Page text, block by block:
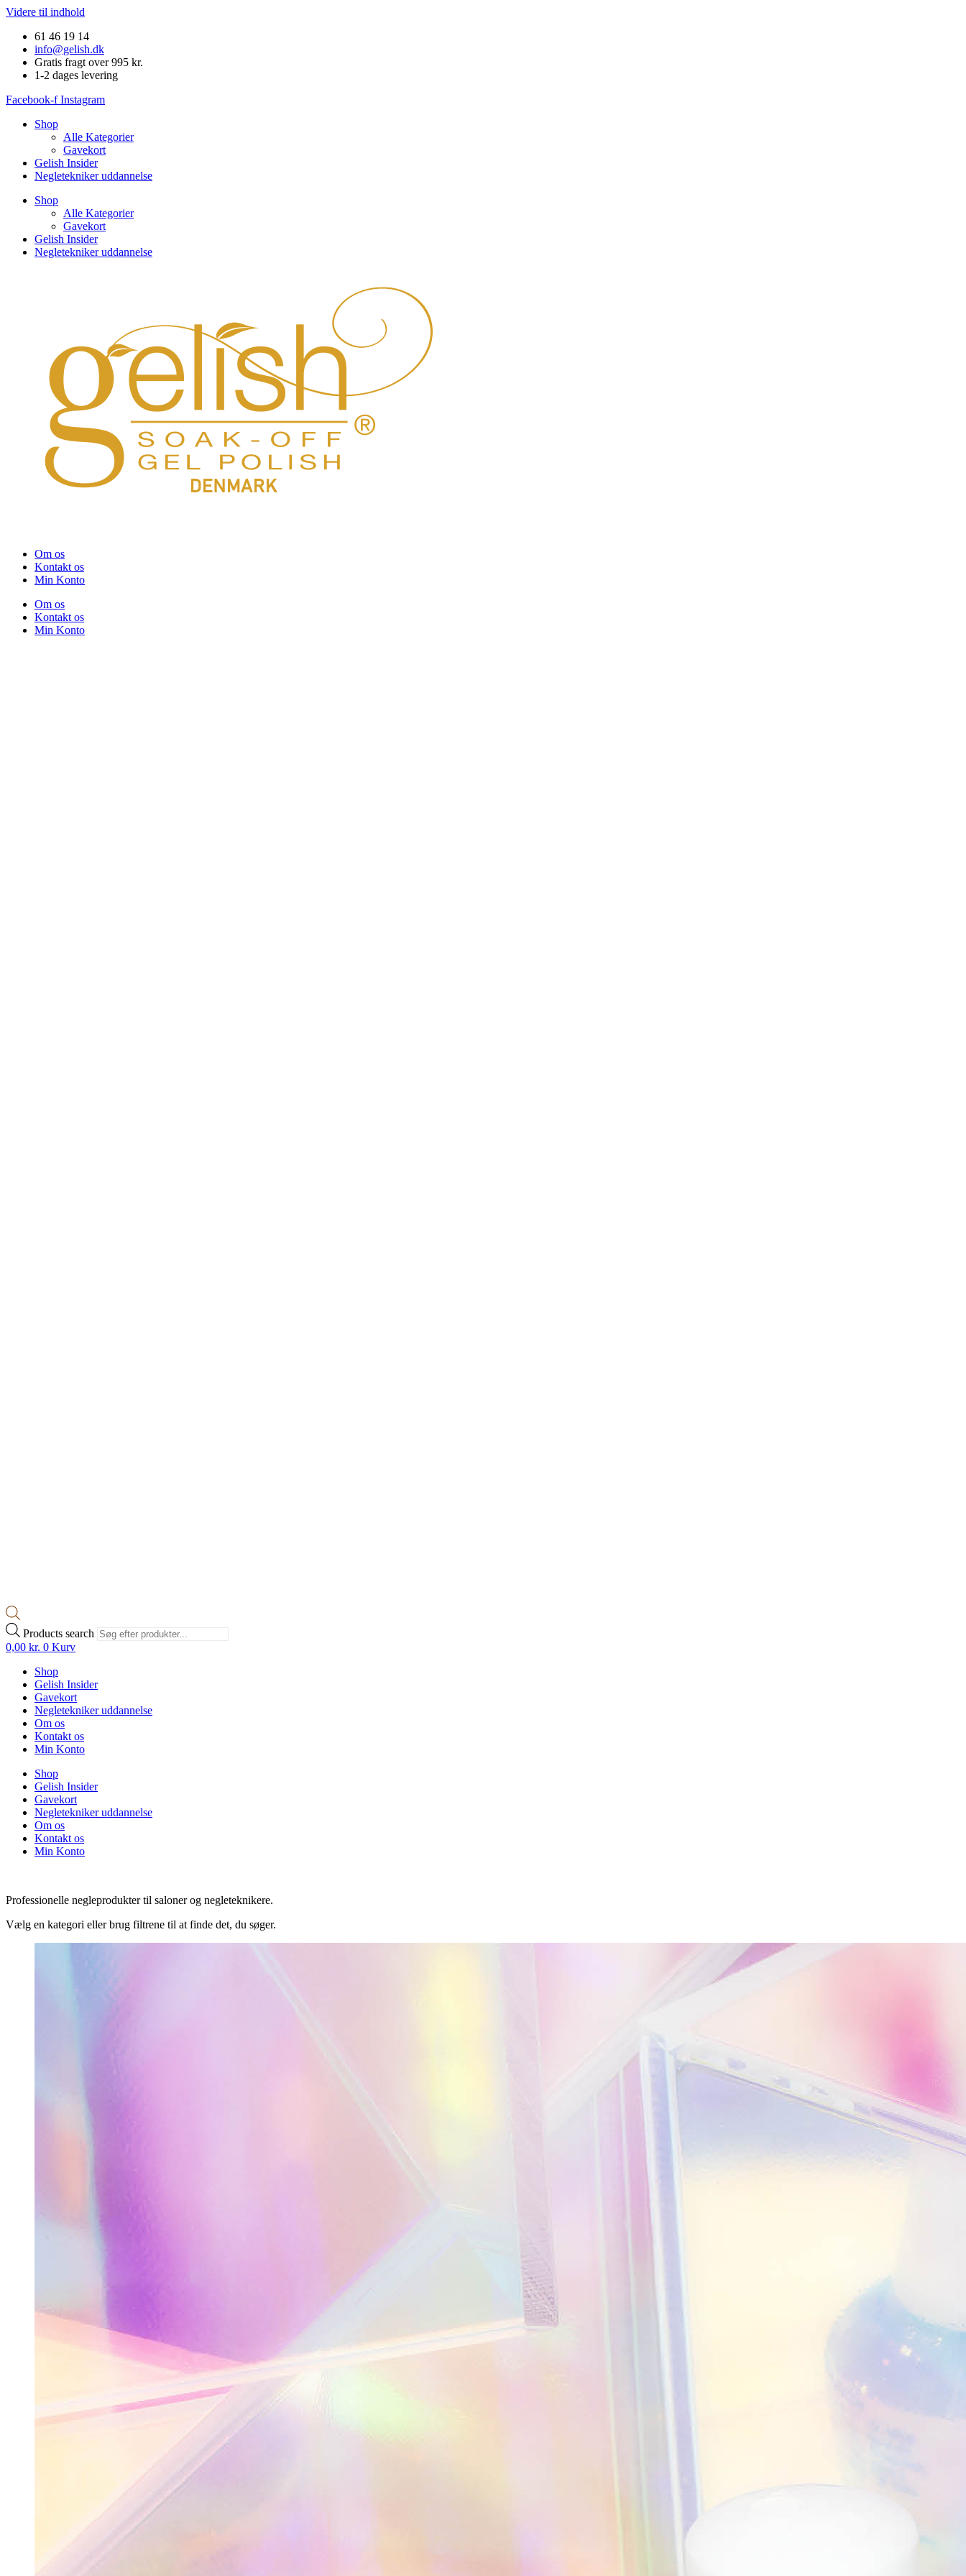
Videre til indhold
61 46 19 14
info@gelish.dk
Gratis fragt over 995 kr.
1-2 dages levering
Facebook-f Instagram
Shop
Alle Kategorier
Gavekort
Gelish Insider
Negletekniker uddannelse
Shop
Alle Kategorier
Gavekort
Gelish Insider
Negletekniker uddannelse
Om os
Kontakt os
Min Konto
Om os
Kontakt os
Min Konto
Products search
0,00 kr. 0 Kurv
Shop
Gelish Insider
Gavekort
Negletekniker uddannelse
Om os
Kontakt os
Min Konto
Shop
Gelish Insider
Gavekort
Negletekniker uddannelse
Om os
Kontakt os
Min Konto
Professionelle negleprodukter til saloner og negleteknikere.
Vælg en kategori eller brug filtrene til at finde det, du søger.